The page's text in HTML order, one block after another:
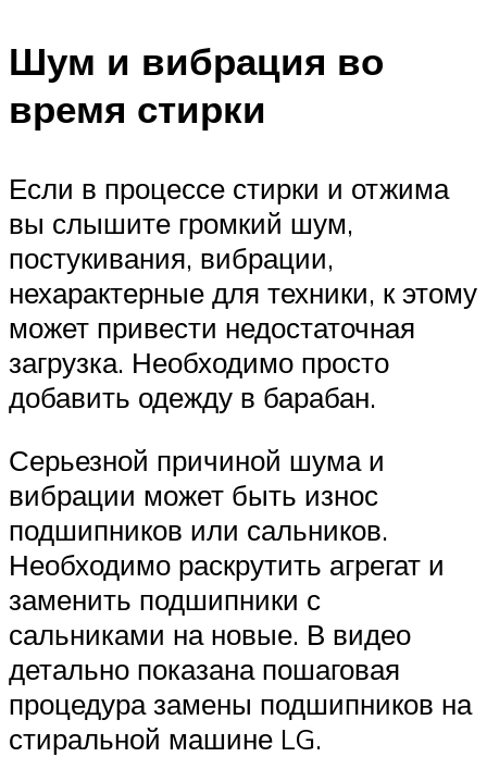
Шум и вибрация во
время стирки
Если в процессе стирки и отжима
вы слышите громкий шум,
постукивания, вибрации,
нехарактерные для техники, к этому
может привести недостаточная
загрузка. Необходимо просто
добавить одежду в барабан.
Серьезной причиной шума и
вибрации может быть износ
подшипников или сальников.
Необходимо раскрутить агрегат и
заменить подшипники с
сальниками на новые. В видео
детально показана пошаговая
процедура замены подшипников на
стиральной машине LG.